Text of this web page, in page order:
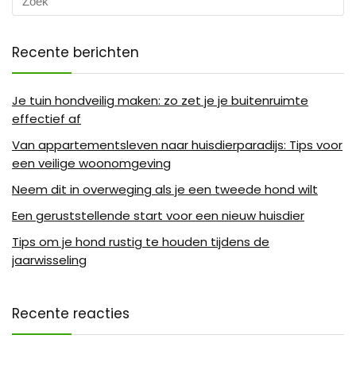
Recente berichten
Je tuin hondveilig maken: zo zet je je buitenruimte
effectief af
Van appartementsleven naar huisdierparadijs: Tips voor
een veilige woonomgeving
Neem dit in overweging als je een tweede hond wilt
Een geruststellende start voor een nieuw huisdier
Tips om je hond rustig te houden tijdens de
jaarwisseling
Recente reacties